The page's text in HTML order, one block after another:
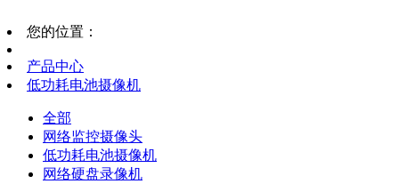
您的位置：
产品中心
低功耗电池摄像机
全部
网络监控摄像头
低功耗电池摄像机
网络硬盘录像机